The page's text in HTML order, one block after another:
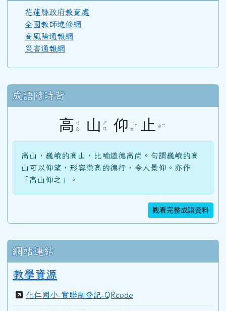
花蓮縣政府教育處
全國教師進修網
高風險通報網
災害通報網
成語隨時背
高 ㄍ
ㄠ
山
ㄕ
ㄢ
仰 ㄧ
ㄤ ˇ 止 ㄓ ˇ
高山，巍峨的高山，比喻道德高尚。句謂巍峨的高
山可以仰望，形容崇高的德行，令人景仰。亦作
「高山仰之」。
觀看完整成語資料
網站連結
教學資源
化仁國小-實聯制登記-QRcode